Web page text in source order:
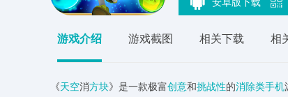
游戏介绍 游戏截图 相关下载 相
《天空消方块》是一款极富创意和挑战性的消除类手机